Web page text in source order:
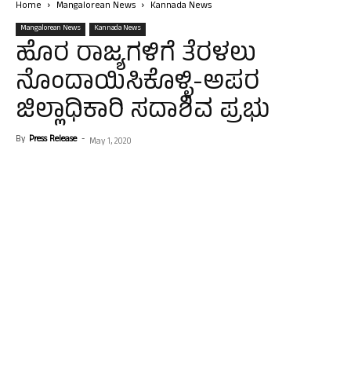
Home Mangalorean News Kannada News
Mangalorean News Kannada News
ಹೊರ ರಾಜ್ಯಗಳಿಗೆ ತೆರಳಲು
ನೊಂದಾಯಿಸಿಕೊಳ್ಳಿ-ಅಪರ
ಜಿಲ್ಲಾಧಿಕಾರಿ ಸದಾಶಿವ ಪ್ರಭು
By Press Release - May 1, 2020